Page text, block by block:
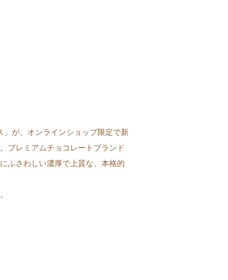
」が、オンラインショップ限定で新
プレミアムチョコレートブランド
ふさわしい濃厚で上質な、本格的